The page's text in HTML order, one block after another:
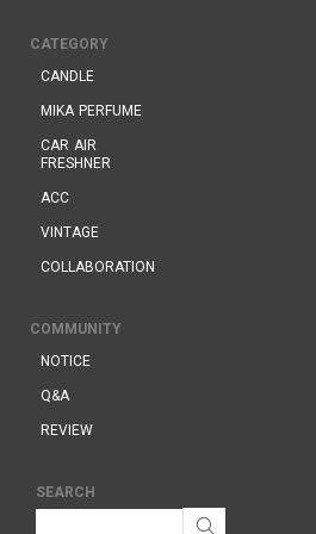
CATEGORY
CANDLE
MIKA PERFUME
CAR AIR
FRESHNER
ACC
VINTAGE
COLLABORATION
COMMUNITY
NOTICE
Q&A
REVIEW
SEARCH